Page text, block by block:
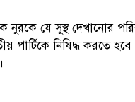
নুরকে যে সুস্থ দেখানোর
পার্টিকে নিষিদ্ধ করতে